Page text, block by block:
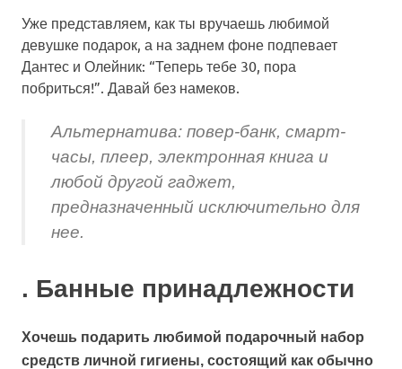
Уже представляем, как ты вручаешь любимой
девушке подарок, а на заднем фоне подпевает
Дантес и Олейник: “Теперь тебе 30, пора
побриться!”. Давай без намеков.
Альтернатива: повер-банк, смарт-
часы, плеер, электронная книга и
любой другой гаджет,
предназначенный исключительно для
нее.
. Банные принадлежности
Хочешь подарить любимой подарочный набор
средств личной гигиены, состоящий как обычно